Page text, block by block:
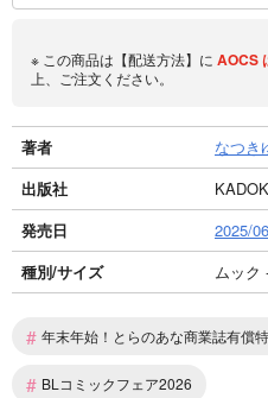
※ この商品は【配送方法】に AOCS
上、ご注文ください。
著者
なつき
出版社
発売日
2025/
種別/サイズ
ムック
# 年末年始！とらのあな商業誌有償
# BLコミックフェア2026